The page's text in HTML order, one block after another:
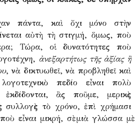
πάντα, καὶ ὄχι μόνο στὴν
αὐτὴ τὴ στιγμή, ὅμως, ποὺ
Τώρα, οἱ δυνατότητες ποὺ
ἀνεξαρτήτως τῆς ἀξίας ἢ
, νὰ δικτυωθεῖ, νὰ προβληθεῖ καὶ
πεδίο εἶναι πολὺ
ἂς ποῦμε, μερικὲς
συλλογὲς τὸ χρόνο, ἐπὶ χρήμασι
εἶναι μικρή, σὲ μιὰ γλώσσα μὲ